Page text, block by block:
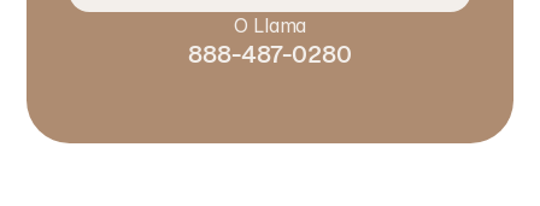
O Llama
888-487-0280